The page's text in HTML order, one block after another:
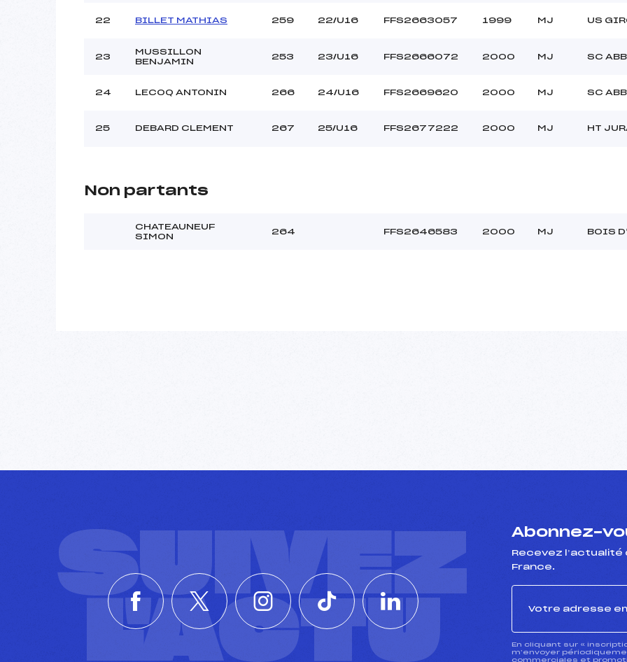
22 BILLET MATHIAS 259 22/U16 FFS2663057 1999 MJ US
23
MUSSILLON
BENJAMIN
253 23/U16 FFS2666072 2000 MJ SC
24 LECOQ ANTONIN 266 24/U16 FFS2669620 2000 MJ SC
25 DEBARD CLEMENT 267 25/U16 FFS2677222 2000 MJ HT
Non partants
CHATEAUNEUF
SIMON
264 FFS2646583 2000 MJ BOIS
SUIVEZ
L'ACTU
Abonnez-
Recevez l’actualité
France.
En cliquant sur «
m’envoyer
commerciales et